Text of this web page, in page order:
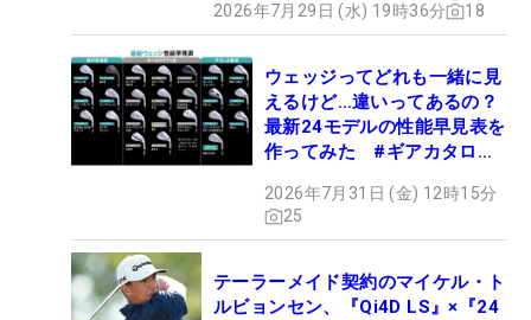
2026年7月29日 (水) 19時36分 18
ウェッジってどれも一緒に見
えるけど…違いってあるの？
最新24モデルの性能早見表を
作ってみた #ギアカタログ
2026年7月31日 (金) 12時15分
25
テーラーメイド契約のマイケル・ト
ルビョンセン、『Qi4D LS』×『24